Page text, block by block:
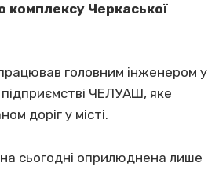
комплексу Черкаської
головним інженером у
ЧЕЛУАШ, яке
доріг у місті.
сьогодні оприлюднена лише